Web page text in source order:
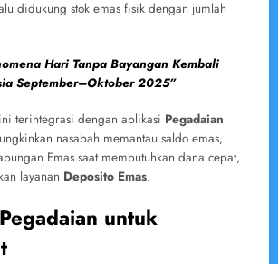
didukung stok emas fisik dengan jumlah
Hari Tanpa Bayangan Kembali
September–Oktober 2025”
terintegrasi dengan aplikasi Pegadaian
nasabah memantau saldo emas,
Emas saat membutuhkan dana cepat,
layanan Deposito Emas.
untuk